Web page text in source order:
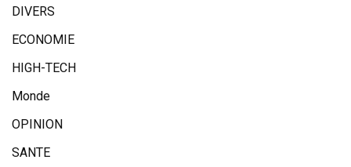
DIVERS
ECONOMIE
HIGH-TECH
Monde
OPINION
SANTE